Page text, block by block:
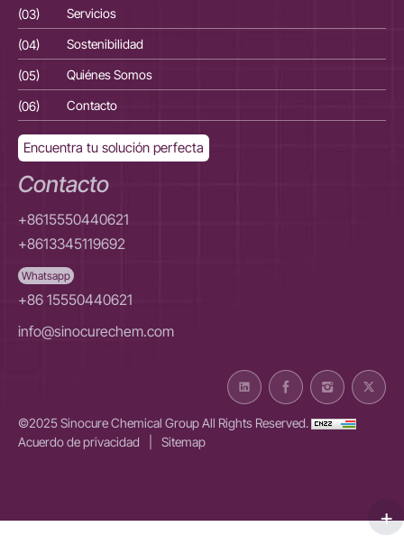
(03)
Servicios
(04)
Sostenibilidad
(05)
Quiénes Somos
(06)
Contacto
Encuentra tu solución perfecta
Contacto
+8615550440621
+8613345119692
Whatsapp
+86 15550440621
info@sinocurechem.com
©2025 Sinocure Chemical Group All Rights Reserved.
Acuerdo de privacidad
Sitemap